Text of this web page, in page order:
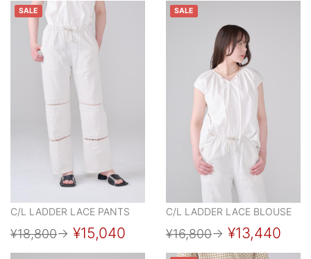
SALE
C/L LADDER LACE PANTS
¥18,800→ ¥15,040
SALE
C/L LADDER LACE BLOUSE
¥16,800→ ¥13,440